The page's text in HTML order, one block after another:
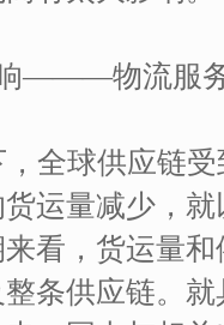
———物流服
全球供应链
运量减少，
看，货运量
条供应链。